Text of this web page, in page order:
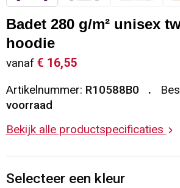
Sleutelhangers en Lanyards
Snoepgoed
Spellen voor binnen en buiten
Vrije tijd en Strand
Vesten
Gilets
Blazers
Restauranttextiel
Reflecterende vesten
Hoofdbescherming
Gehoorbescherming
Badet 280 g/m² unisex
hoodie
vanaf € 16,55
Artikelnummer: R10588B0
voorraad
Bekijk alle productspecificaties
Selecteer een kleur